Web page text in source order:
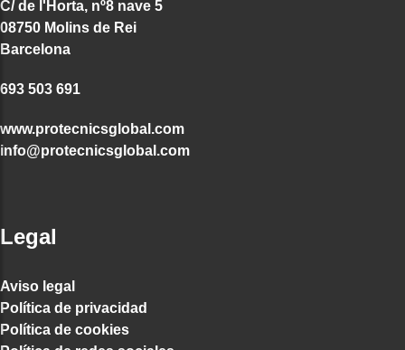
C/ de l'Horta, nº8 nave 5
08750 Molins de Rei
Barcelona
693 503 691
www.protecnicsglobal.com
info@protecnicsglobal.com
Legal
Aviso legal
Política de privacidad
Política de cookies